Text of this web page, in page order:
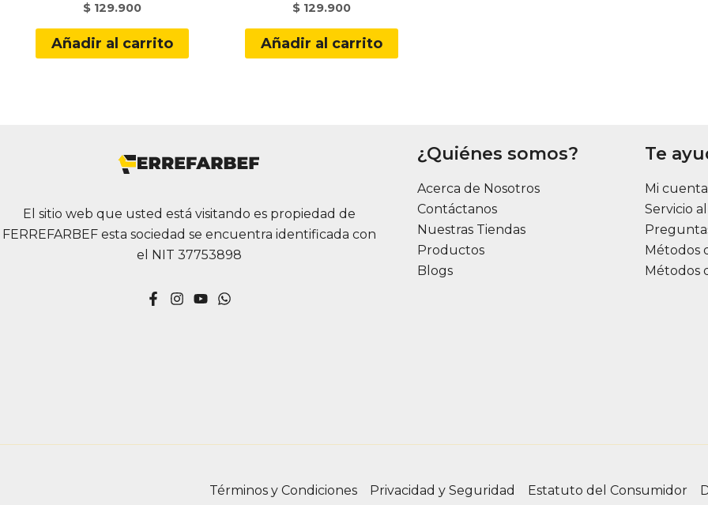
$ 129.900
Añadir al carrito
$ 129.900
Añadir al carrito
El sitio web que usted está visitando es propiedad de
FERREFARBEF esta sociedad se encuentra identificada con
el NIT 37753898
¿Quiénes somos?
Acerca de Nosotros
Contáctanos
Nuestras Tiendas
Productos
Blogs
Te
Mi cuenta
Servicio
Métodos
Métodos
Términos y Condiciones Privacidad y Seguridad Estatuto del Consumidor